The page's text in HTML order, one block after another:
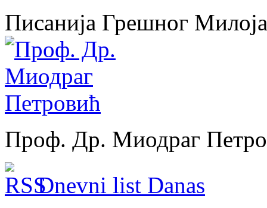
Писанија Грешног Милоја
Проф. Др. Миодраг
Dnevni list Danas